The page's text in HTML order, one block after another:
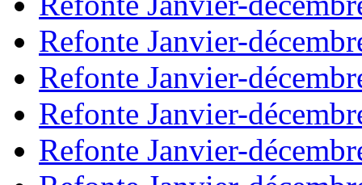
Refonte Janvier-
Refonte Janvier-
Refonte Janvier-
Refonte Janvier-